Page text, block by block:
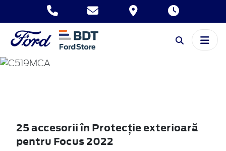
FOCUS
25 accesorii în Protecţie exterioară
pentru Focus 2022